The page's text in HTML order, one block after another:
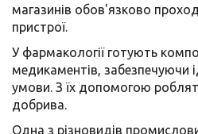
магазинів обов'язково
пристрої.
У фармакології готують
медикаментів, забезпечуючи
умови. З їх допомогою
добрива.
Одна з різновидів